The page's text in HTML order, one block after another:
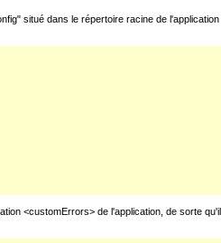
situé dans le répertoire racine de
<customErrors> de l'application, de sorte